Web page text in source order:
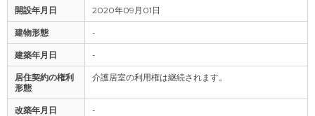
開設年月日 2020年09月01日
建物形態 -
建築年月日 -
居住契約の権利
形態
介護居室の利用権は継続されます。
改築年月日 -